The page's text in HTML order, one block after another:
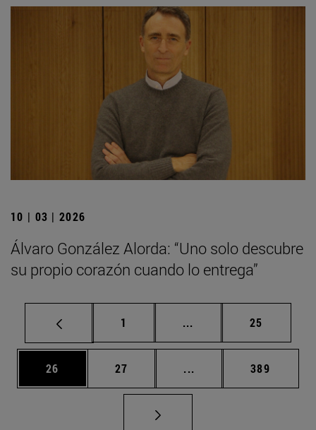
10 | 03 | 2026
Álvaro González Alorda: “Uno solo descubre
su propio corazón cuando lo entrega”
Página
1 ... Páginas intermedias
Página
25
Página
26 Página
27 ... Páginas intermedias
Página
389